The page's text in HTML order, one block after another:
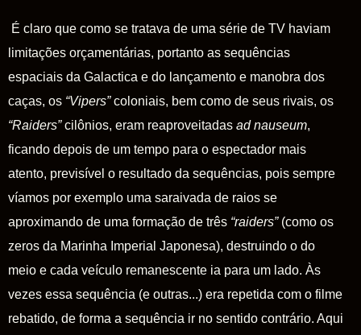
É claro que como se tratava de uma série de TV haviam
limitações orçamentárias, portanto as sequências
espaciais da Galactica e do lançamento e manobra dos
caças, os “Vipers”coloniais, bem como de seus rivais, os
“Raiders”cilônios, eram reaproveitadas ad nauseum,
ficando depois de um tempo para o espectador mais
atento, previsível o resultado da sequências, pois sempre
víamos por exemplo uma saraivada de raios se
aproximando de uma formação de três “raiders”(como os
zeros da Marinha Imperial Japonesa), destruindo o do
meio e cada veículo remanescente ia para um lado. Às
vezes essa sequência (e outras...) era repetida com o filme
rebatido, de forma a sequência ir no sentido contrário. Aqui